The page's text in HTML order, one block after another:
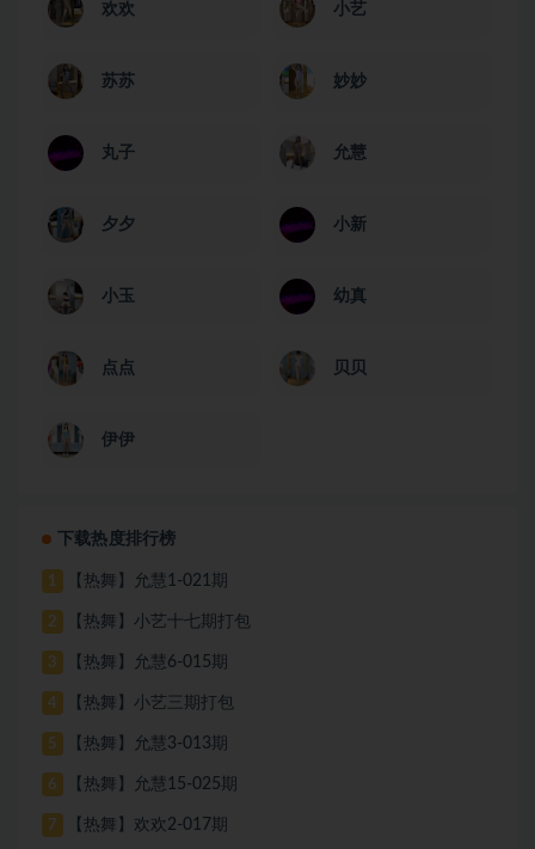
欢欢 小艺
苏苏 妙妙
丸子 允慧
夕夕 小新
小玉 幼真
点点 贝贝
伊伊
下载热度排行榜
1 【热舞】允慧1-021期
2 【热舞】小艺十七期打包
3 【热舞】允慧6-015期
4 【热舞】小艺三期打包
5 【热舞】允慧3-013期
6 【热舞】允慧15-025期
7 【热舞】欢欢2-017期